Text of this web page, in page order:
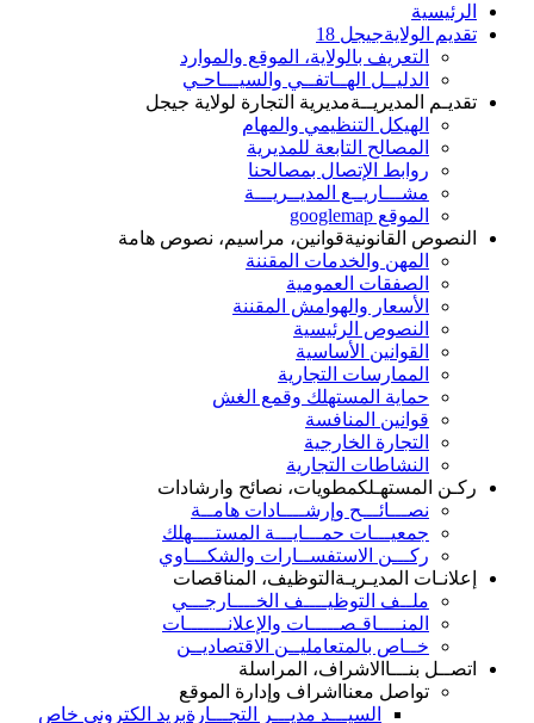
الرئيسية
تقديم الولايةجيجل 18
التعريف بالولاية، الموقع والموارد
الدليــل الهــاتفــي والسيـــاحـي
تقديـم المديريــةمديرية التجارة لولاية جيجل
الهيكل التنظيمي والمهام
المصالح التابعة للمديرية
روابط الإتصال بمصالحنا
مشـــاريــع المديــريـــة
الموقع googlemap
النصوص القانونيةقوانين، مراسيم، نصوص هامة
المهن والخدمات المقننة
الصفقات العمومية
الأسعار والهوامش المقننة
النصوص الرئيسية
القوانين الأساسية
الممارسات التجارية
حماية المستهلك وقمع الغش
قوانين المنافسة
التجارة الخارجية
النشاطات التجارية
ركـن المستهـلكمطويات، نصائح وارشادات
نصـــائـــح وإرشــــادات هامــة
جمعيـــات حمـــايـــة المستــــهلك
ركـــن الاستفســارات والشكـــاوي
إعلانـات المديـريـة التوظيف، المناقصات
ملــف التوظيــــف الخــــارجـــي
المنــــاقـصـــــات والإعلانـــــــات
خــاص بالمتعامليــن الاقتصاديــن
اتصــل بنـــا الاشراف، المراسلة
تواصل معنا اشراف وإدارة الموقع
السيـــد مديـــر التجـــارةبريد الكتروني خاص